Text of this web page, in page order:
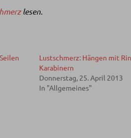
lesen.
Lustschmerz: Hängen mit
Karabinern
Donnerstag, 25. April 2013
In "Allgemeines"